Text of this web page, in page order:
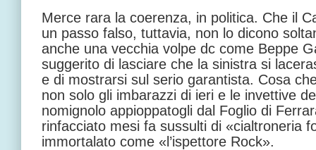
Merce rara la coerenza, in politica. Che il
un passo falso, tuttavia, non lo dicono
anche una vecchia volpe dc come Beppe
suggerito di lasciare che la sinistra si
e di mostrarsi sul serio garantista. Cosa
non solo gli imbarazzi di ieri e le invettive
nomignolo appioppatogli dal Foglio di
rinfacciato mesi fa sussulti di «cialtroneria
immortalato come «l’ispettore Rock».